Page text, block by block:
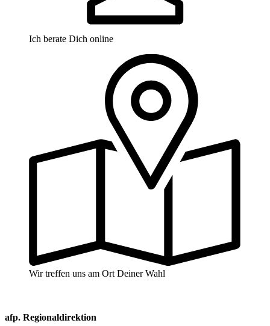
Ich berate Dich online
Wir treffen uns am Ort Deiner Wahl
afp. Regionaldirektion